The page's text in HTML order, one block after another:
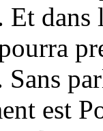
dans
Sans
est